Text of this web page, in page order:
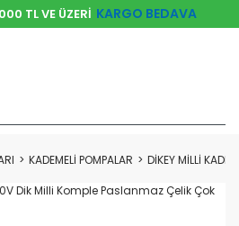
TL VE ÜZERİ KARGO BEDAVA
KADEMELİ POMPALAR DİKEY MİLLİ